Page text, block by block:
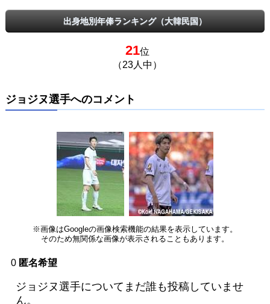
出身地別年俸ランキング（大韓民国）
21位
（23人中）
ジョジヌ選手へのコメント
※画像はGoogleの画像検索機能の結果を表示しています。
そのため無関係な画像が表示されることもあります。
0 匿名希望
ジョジヌ選手についてまだ誰も投稿していませ
ん。